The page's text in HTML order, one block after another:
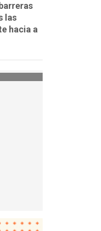
las
hacia a